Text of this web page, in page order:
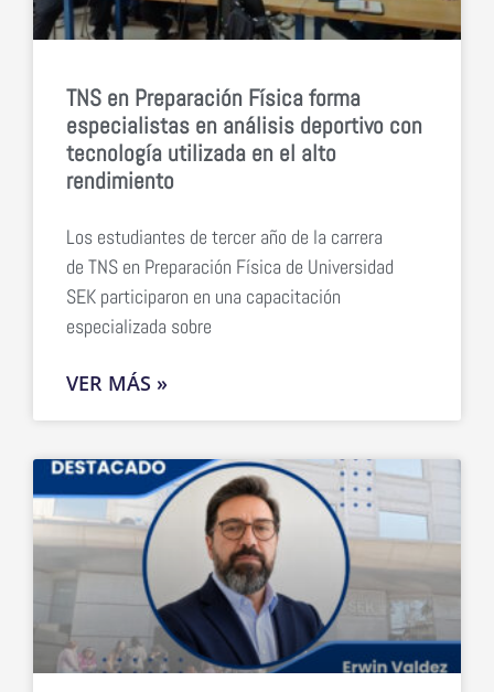
TNS en Preparación Física forma
especialistas en análisis deportivo con
tecnología utilizada en el alto
rendimiento
Los estudiantes de tercer año de la carrera
de TNS en Preparación Física de Universidad
SEK participaron en una capacitación
especializada sobre
VER MÁS »